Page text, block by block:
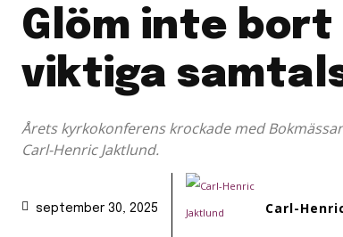
Glöm inte
viktiga
Årets kyrkokonferens krockade med
Carl-Henric Jaktlund.
september 30, 2025 Carl-